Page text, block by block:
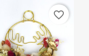
favorite_border